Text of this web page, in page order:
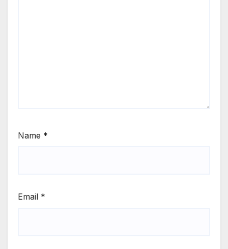
Name *
Email *